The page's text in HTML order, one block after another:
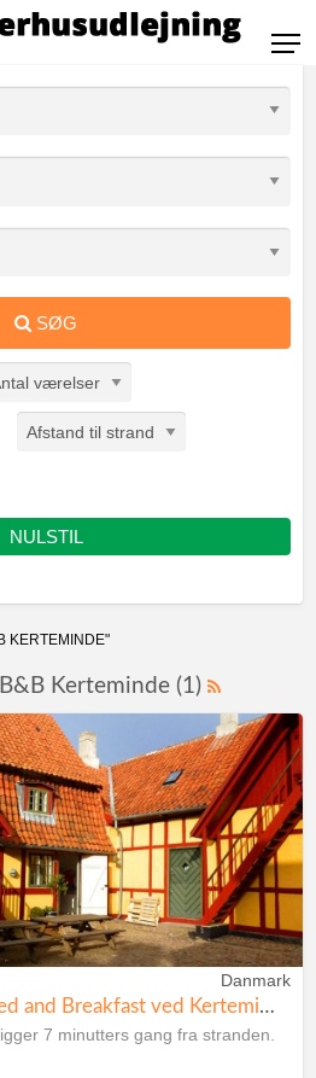
SØG
værelser
Afstand til strand
NULSTIL
KERTEMINDE"
Kerteminde (1)
Danmark
Købmandsgaardes Bed and Breakfast ved Kerteminde
7 minutters gang fra stranden.